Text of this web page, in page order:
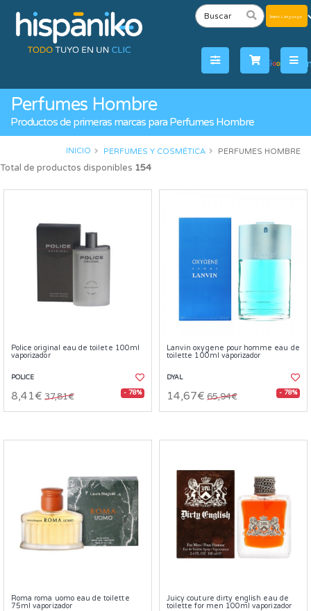
by
Perfumes Hombre
Productos de primeras marcas para Perfumes Hombre
INICIO PERFUMES Y COSMÉTICA PERFUMES HOMBRE
Total de productos disponibles 154
Police original eau de toilete 100ml
vaporizador
POLICE
8,41€ 37,81€ - 78%
Lanvin oxygene pour homme eau de
toilette 100ml vaporizador
DYAL
14,67€ 65,94€ - 78%
Roma roma uomo eau de toilette
75ml vaporizador
Juicy couture dirty english eau de
toilette for men 100ml vaporizador